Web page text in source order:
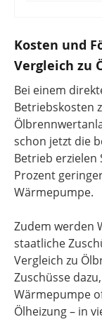
Kosten und
Vergleich zu
Bei einem
Betriebskosten
schon jetzt die
Betrieb
Prozent
Wärmepumpe.
Zudem werden
staatliche
Vergleich zu
Zuschüsse
Wärmepumpe
Ölheizung – in